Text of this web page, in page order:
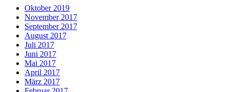
Oktober 2019
November 2017
September 2017
August 2017
Juli 2017
Juni 2017
Mai 2017
April 2017
März 2017